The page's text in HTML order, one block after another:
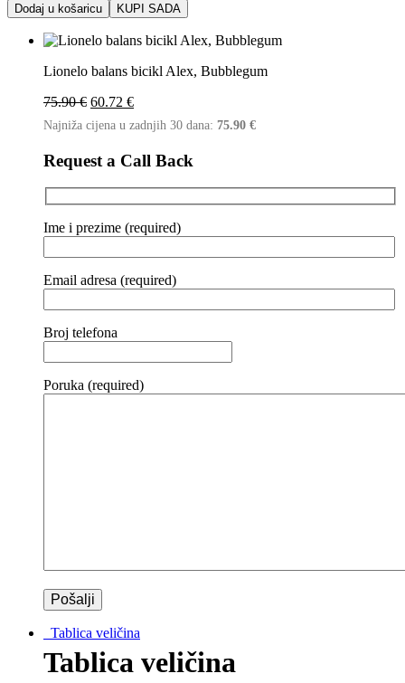
Dodaj u košaricu KUPI SADA
Lionelo balans bicikl Alex, Bubblegum
75.90€ Izvorna
cijena
bila
75.90 €.
60.72 €Trenutna
cijena
je:
Najniža cijena u zadnjih 30 dana: 75.90 €
Request a Call Back
Ime i prezime (required)
Email adresa (required)
Broj telefona
Poruka (required)
Tablica veličina
Tablica veličina